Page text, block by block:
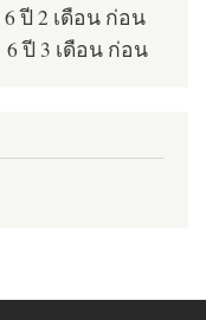
6 ปี 2 เดือน ก่อน
6 ปี 3 เดือน ก่อน